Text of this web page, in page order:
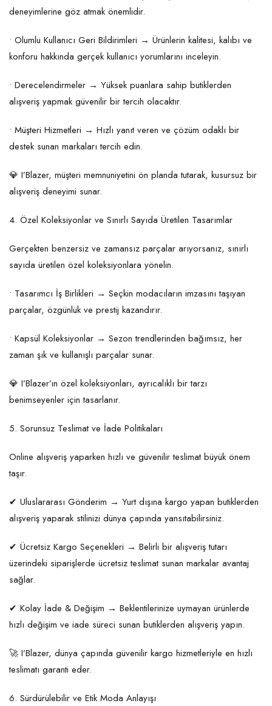
deneyimlerine göz atmak önemlidir.
• Olumlu Kullanıcı Geri Bildirimleri → Ürünlerin kalitesi, kalıbı ve
konforu hakkında gerçek kullanıcı yorumlarını inceleyin.
• Derecelendirmeler → Yüksek puanlara sahip butiklerden
alışveriş yapmak güvenilir bir tercih olacaktır.
• Müşteri Hizmetleri → Hızlı yanıt veren ve çözüm odaklı bir
destek sunan markaları tercih edin.
💎 I’Blazer, müşteri memnuniyetini ön planda tutarak, kusursuz bir
alışveriş deneyimi sunar.
4. Özel Koleksiyonlar ve Sınırlı Sayıda Üretilen Tasarımlar
Gerçekten benzersiz ve zamansız parçalar arıyorsanız, sınırlı
sayıda üretilen özel koleksiyonlara yönelin.
• Tasarımcı İş Birlikleri → Seçkin modacıların imzasını taşıyan
parçalar, özgünlük ve prestij kazandırır.
• Kapsül Koleksiyonlar → Sezon trendlerinden bağımsız, her
zaman şık ve kullanışlı parçalar sunar.
💎 I’Blazer’ın özel koleksiyonları, ayrıcalıklı bir tarzı
benimseyenler için tasarlanır.
5. Sorunsuz Teslimat ve İade Politikaları
Online alışveriş yaparken hızlı ve güvenilir teslimat büyük önem
taşır.
✔ Uluslararası Gönderim → Yurt dışına kargo yapan butiklerden
alışveriş yaparak stilinizi dünya çapında yansıtabilirsiniz.
✔ Ücretsiz Kargo Seçenekleri → Belirli bir alışveriş tutarı
üzerindeki siparişlerde ücretsiz teslimat sunan markalar avantaj
sağlar.
✔ Kolay İade & Değişim → Beklentilerinize uymayan ürünlerde
hızlı değişim ve iade süreci sunan butiklerden alışveriş yapın.
🚀 I’Blazer, dünya çapında güvenilir kargo hizmetleriyle en hızlı
teslimatı garanti eder.
6. Sürdürülebilir ve Etik Moda Anlayışı